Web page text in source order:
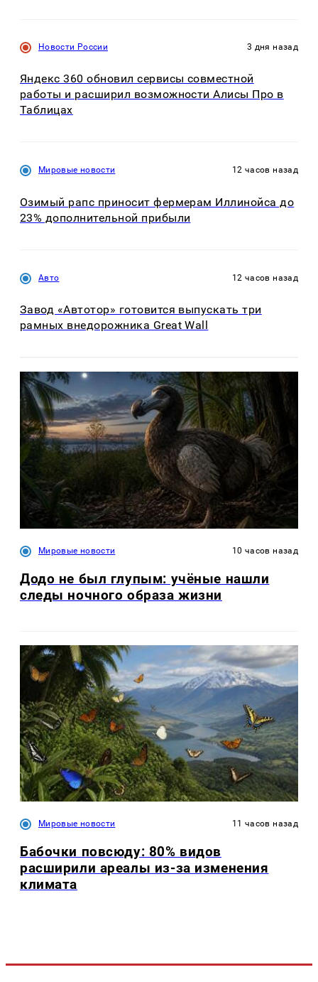
Новости России 3 дня назад
Яндекс 360 обновил сервисы совместной
работы и расширил возможности Алисы Про в
Таблицах
Мировые новости 12 часов назад
Озимый рапс приносит фермерам Иллинойса до
23% дополнительной прибыли
Авто 12 часов назад
Завод «Автотор» готовится выпускать три
рамных внедорожника Great Wall
Мировые новости 10 часов назад
Додо не был глупым: учёные нашли
следы ночного образа жизни
Мировые новости 11 часов назад
Бабочки повсюду: 80% видов
расширили ареалы из-за изменения
климата